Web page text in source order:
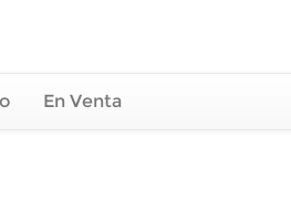
En Venta